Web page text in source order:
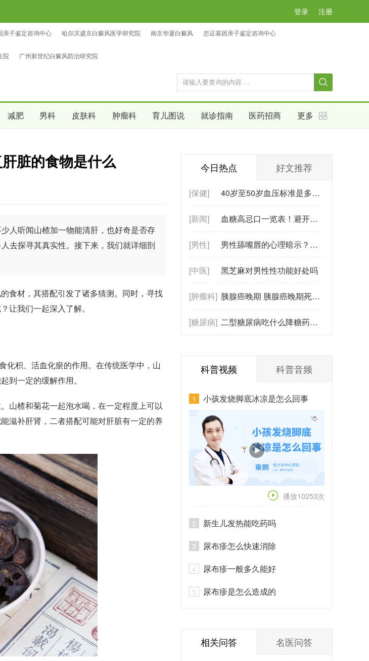
登录 注册
亲子鉴定咨询中心 哈尔滨盛京白癜风医学研究院 南京华厦白癜风
忠证基因亲子鉴定咨询中心
院 广州新世纪白癜风防治研究院
减肥 男科 皮肤科 肿瘤科 育儿图说 就诊指南 医药招商 更多
脏的食物是什么
人听闻山楂加一物能清肝，也好奇是否存
去探寻其真实性。接下来，我们就详细剖
材，其搭配引发了诸多猜测。同时，寻找
让我们一起深入了解。
积、活血化瘀的作用。在传统医学中，山
到一定的缓解作用。
楂和菊花一起泡水喝，在一定程度上可以
滋补肝肾，二者搭配可能对肝脏有一定的养
今日热点 好文推荐
[保健] 40岁至50岁血压标准是多少？40岁至50岁
[新闻] 血糖高忌口一览表！避开这些食物，轻松
[男性] 男性舔嘴唇的心理暗示？舔嘴唇背后的情
[中医] 黑芝麻对男性性功能好处吗
[肿瘤科] 胰腺癌晚期 胰腺癌晚期死前有哪些症状
[糖尿病] 二型糖尿病吃什么降糖药最好？2025年二
科普视频 科普音频
1 小孩发烧脚底冰凉是怎么回事
播放10253次
2 新生儿发热能吃药吗
3 尿布疹怎么快速消除
4 尿布疹一般多久能好
5 尿布疹是怎么造成的
相关问答 名医问答